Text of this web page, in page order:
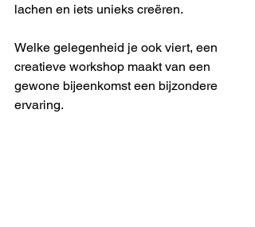
lachen en iets unieks creëren.
Welke gelegenheid je ook viert, een
creatieve workshop maakt van een
gewone bijeenkomst een bijzondere
ervaring.